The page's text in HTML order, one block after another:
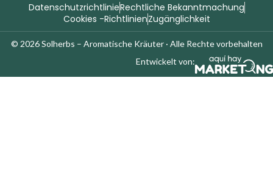
DatenschutzrichtlinieRechtliche Bekanntmachung
Cookies -RichtlinienZugänglichkeit
© 2026 Solherbs – Aromatische Kräuter · Alle Rechte vorbehalten
Entwickelt von: